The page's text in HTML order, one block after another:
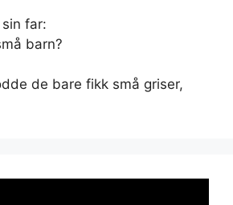
far:
barn?
de bare fikk små griser,